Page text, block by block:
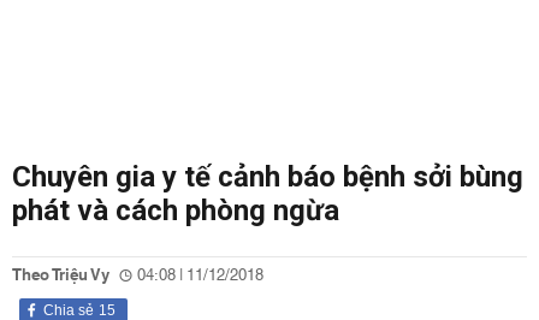
Chuyên gia y tế cảnh báo bệnh sởi bùng
phát và cách phòng ngừa
Theo Triệu Vy 04:08 | 11/12/2018
15
Chia sẻ